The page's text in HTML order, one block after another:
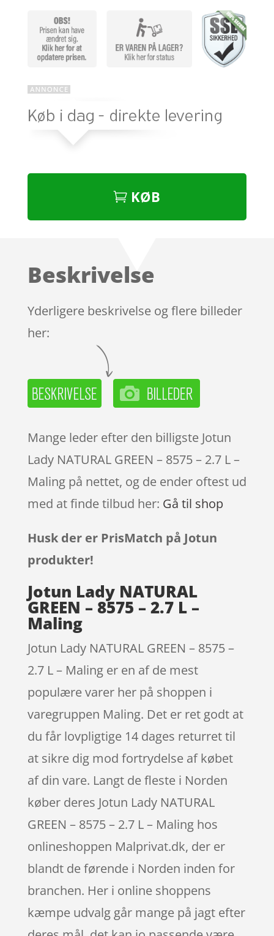
KØB
Beskrivelse
Yderligere beskrivelse og flere billeder
her:
Mange leder efter den billigste Jotun
Lady NATURAL GREEN – 8575 – 2.7 L –
Maling på nettet, og de ender oftest ud
med at finde tilbud her: Gå til shop
Husk der er PrisMatch på Jotun
produkter!
Jotun Lady NATURAL
GREEN – 8575 – 2.7 L –
Maling
Jotun Lady NATURAL GREEN – 8575 –
2.7 L – Maling er en af de mest
populære varer her på shoppen i
varegruppen Maling. Det er ret godt at
du får lovpligtige 14 dages returret til
at sikre dig mod fortrydelse af købet
af din vare. Langt de fleste i Norden
køber deres Jotun Lady NATURAL
GREEN – 8575 – 2.7 L – Maling hos
onlineshoppen Malprivat.dk, der er
blandt de førende i Norden inden for
branchen. Her i online shoppens
kæmpe udvalg går mange på jagt efter